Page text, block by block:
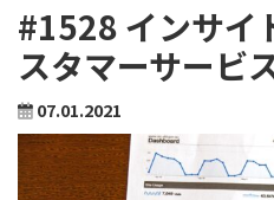
#1528 インサイ
スタマーサービ
07.01.2021